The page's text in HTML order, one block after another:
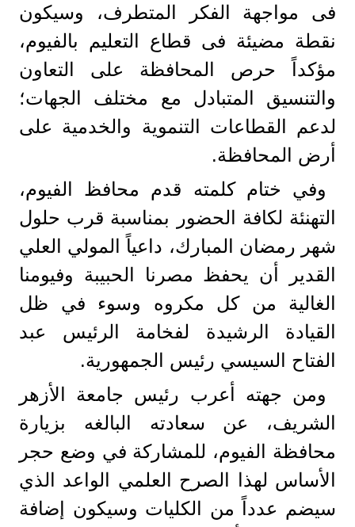
فى مواجهة الفكر المتطرف، وسيكون
نقطة مضيئة فى قطاع التعليم بالفيوم،
مؤكداً حرص المحافظة على التعاون
والتنسيق المتبادل مع مختلف الجهات؛
لدعم القطاعات التنموية والخدمية على
أرض المحافظة.
وفي ختام كلمته قدم محافظ الفيوم،
التهنئة لكافة الحضور بمناسبة قرب حلول
شهر رمضان المبارك، داعياً المولي العلي
القدير أن يحفظ مصرنا الحبيبة وفيومنا
الغالية من كل مكروه وسوء في ظل
القيادة الرشيدة لفخامة الرئيس عبد
الفتاح السيسي رئيس الجمهورية.
ومن جهته أعرب رئيس جامعة الأزهر
الشريف، عن سعادته البالغه بزيارة
محافظة الفيوم، للمشاركة في وضع حجر
الأساس لهذا الصرح العلمي الواعد الذي
سيضم عدداً من الكليات وسيكون إضافة